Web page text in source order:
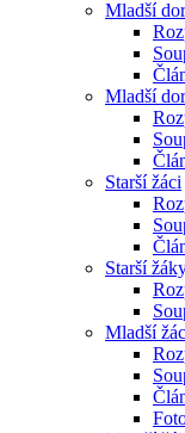
Mladší
Mladší
Starší žáci
Starší
Mladší